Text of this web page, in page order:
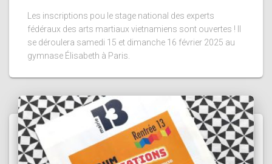
Les inscriptions pou le stage national des experts
fédéraux des arts martiaux vietnamiens sont ouvertes ! Il
se déroulera samedi 15 et dimanche 16 février 2025 au
gymnase Élisabeth à Paris.